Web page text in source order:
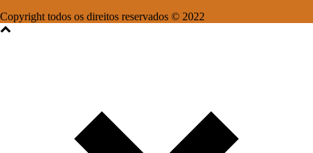
Copyright todos os direitos reservados © 2022